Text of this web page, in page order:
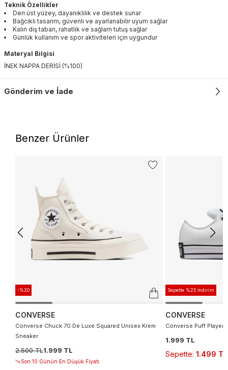
Teknik Özellikler
Deri üst yüzey, dayanıklılık ve destek sunar
Bağcıklı tasarım, güvenli ve ayarlanabilir uyum sağlar
Kalın dış taban, rahatlık ve sağlam tutuş sağlar
Günlük kullanım ve spor aktiviteleri için uygundur
Materyal Bilgisi
İNEK NAPPA DERİSİ (%100)
Gönderim ve İade
Benzer Ürünler
-%20
CONVERSE
Converse Chuck 70 De Luxe Squared Unisex Krem
Sneaker
2.500 TL1.999 TL
Son 10 Günün En Düşük Fiyatı
Sepette %25 İndirim
CONVERSE
Converse Puff Player
1.999 TL
Sepette: 1.499 TL